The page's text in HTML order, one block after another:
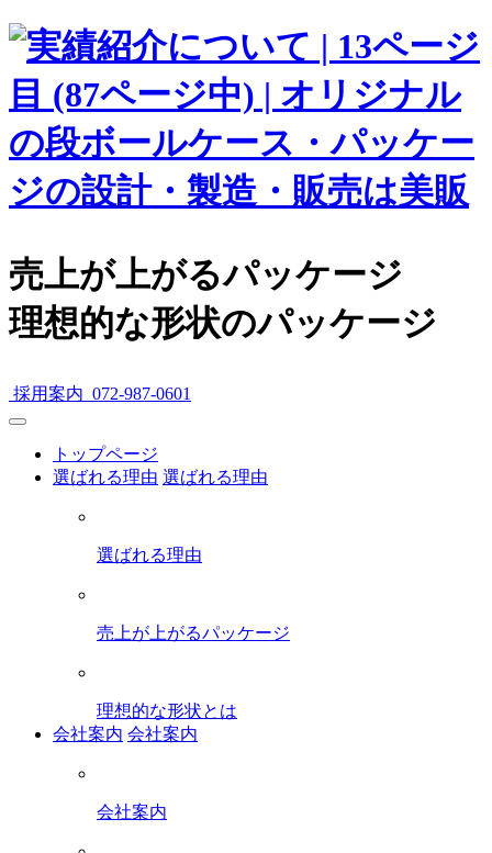
売上が上がるパッケージ
理想的な形状のパッケージ
採用案内 072-987-0601
トップページ
選ばれる理由 選ばれる理由
選ばれる理由
売上が上がるパッケージ
理想的な形状とは
会社案内 会社案内
会社案内